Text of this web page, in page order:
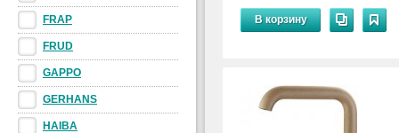
FRAP
FRUD
GAPPO
GERHANS
HAIBA
В корзину